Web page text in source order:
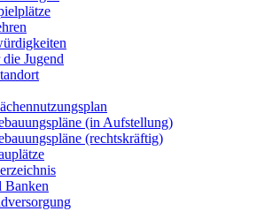
Jugend
(in Aufstellung)
(rechtskräftig)
Banken